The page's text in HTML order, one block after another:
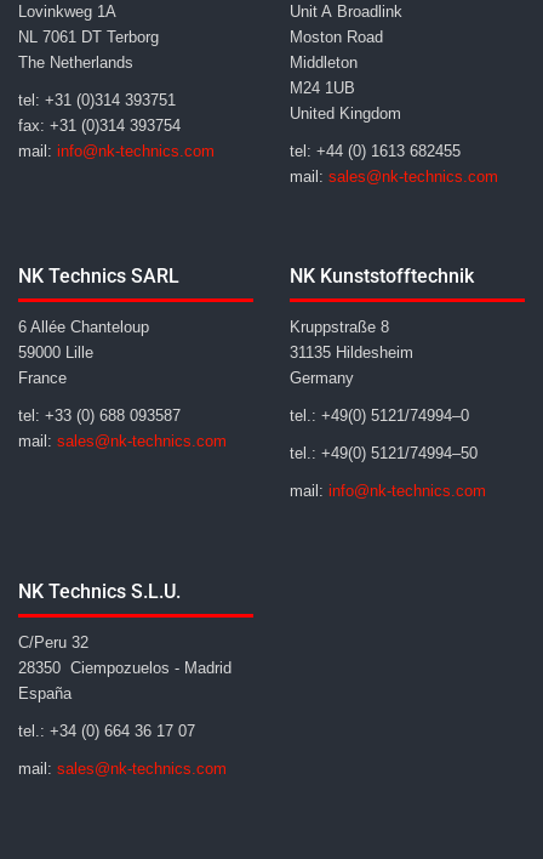
Lovinkweg 1A
NL 7061 DT Terborg
The Netherlands
tel: +31 (0)314 393751
fax: +31 (0)314 393754
mail: info@nk-technics.com
Unit A Broadlink
Moston Road
Middleton
M24 1UB
United Kingdom
tel: +44 (0) 1613 682455
mail: sales@nk-technics.com
NK Technics SARL
6 Allée Chanteloup
59000 Lille
France
tel: +33 (0) 688 093587
mail: sales@nk-technics.com
NK Kunststofftechnik
Kruppstraße 8
31135 Hildesheim
Germany
tel.: +49(0) 5121/74994–0
tel.: +49(0) 5121/74994–50
mail: info@nk-technics.com
NK Technics S.L.U.
C/Peru 32
28350 Ciempozuelos - Madrid
España
tel.: +34 (0) 664 36 17 07
mail: sales@nk-technics.com